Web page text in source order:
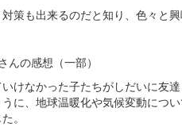
策も出来るのだと知り、色々と興
の感想（一部）
けなかった子たちがしだいに
に、地球温暖化や気候変動につ
。